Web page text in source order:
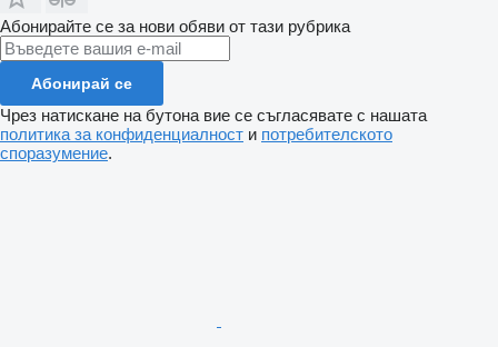
Абонирайте се за нови обяви от тази рубрика
Абонирай се
Чрез натискане на бутона вие се съгласявате с нашата
политика за конфиденциалност и потребителското
споразумение.